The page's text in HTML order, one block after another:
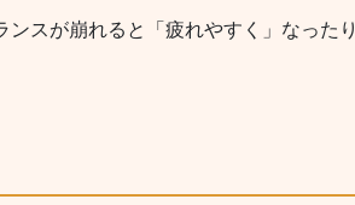
スが崩れると「疲れやすく」なったり